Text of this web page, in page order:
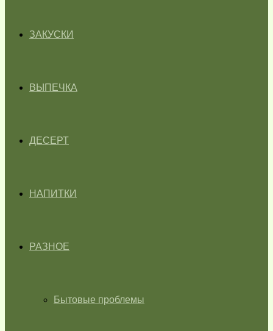
ЗАКУСКИ
ВЫПЕЧКА
ДЕСЕРТ
НАПИТКИ
РАЗНОЕ
Бытовые проблемы